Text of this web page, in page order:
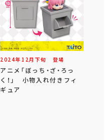
2024年 12 月 下旬 登場
アニメ「ぼっち・ざ・ろっ
く！」 小物入れ付きフィ
ギュア